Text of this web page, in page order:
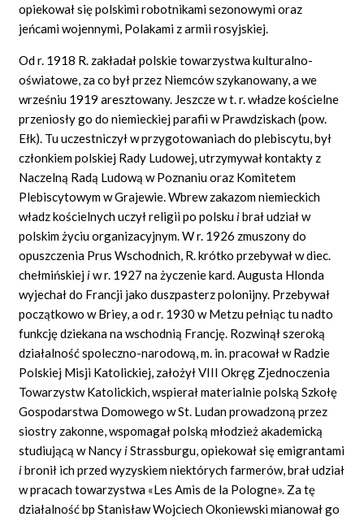
opiekował się polskimi robotnikami sezonowymi oraz
jeńcami wojennymi, Polakami z armii rosyjskiej.
Od r. 1918 R. zakładał polskie towarzystwa kulturalno-
oświatowe, za co był przez Niemców szykanowany, a we
wrześniu 1919 aresztowany. Jeszcze w t. r. władze kościelne
przeniosły go do niemieckiej parafii w Prawdziskach (pow.
Ełk). Tu uczestniczył w przygotowaniach do plebiscytu, był
członkiem polskiej Rady Ludowej, utrzymywał kontakty z
Naczelną Radą Ludową w Poznaniu oraz Komitetem
Plebiscytowym w Grajewie. Wbrew zakazom niemieckich
władz kościelnych uczył religii po polskuibrał udział w
polskim życiu organizacyjnym. W r. 1926 zmuszony do
opuszczenia Prus Wschodnich, R. krótko przebywał w diec.
chełmińskiejiw r. 1927 na życzenie kard. Augusta Hlonda
wyjechał do Francji jako duszpasterz polonijny. Przebywał
początkowo w Briey, a od r. 1930 w Metzu pełniąc tu nadto
funkcję dziekana na wschodnią Francję. Rozwinął szeroką
działalność spoleczno-narodową, m. in.pracował w Radzie
Polskiej Misji Katolickiej, założył VIII Okręg Zjednoczenia
Towarzystw Katolickich, wspierał materialnie polską Szkołę
Gospodarstwa Domowego wSt. Ludan prowadzoną przez
siostry zakonne, wspomagał polską młodzież akademicką
studiującą w NancyiStrassburgu, opiekował się emigrantami
ibronił ich przed wyzyskiem niektórych farmerów, brał udział
w pracach towarzystwa «LesAmis de la Pologne». Za tę
działalność bp Stanisław Wojciech Okoniewski mianował go